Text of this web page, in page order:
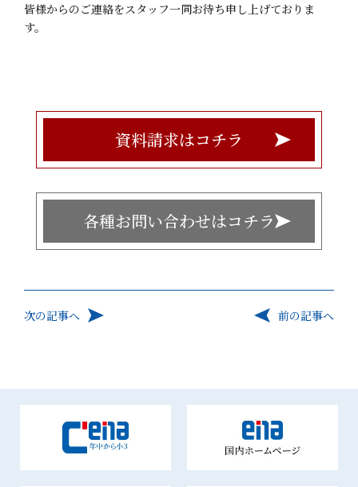
皆様からのご連絡をスタッフ一同お待ち申し上げておりま
す。
資料請求はコチラ
各種お問い合わせはコチラ
次の記事へ 前の記事へ